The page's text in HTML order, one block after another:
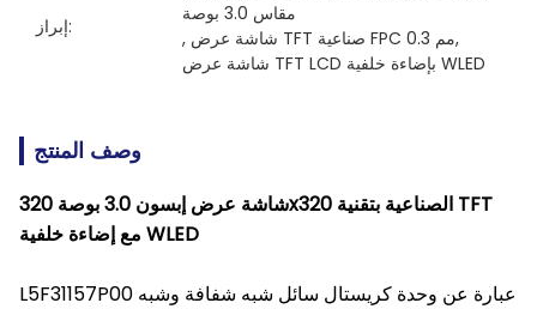
إبراز:
مقاس 3.0 بوصة
,
شاشة عرض TFT صناعية FPC 0.3 مم,
شاشة عرض TFT LCD بإضاءة خلفية WLED
وصف المنتج
شاشة عرض إبسون 3.0 بوصة 320x320 الصناعية بتقنية TFT
مع إضاءة خلفية WLED
L5F31157P00 عبارة عن وحدة كريستال سائل شبه شفافة وشبه